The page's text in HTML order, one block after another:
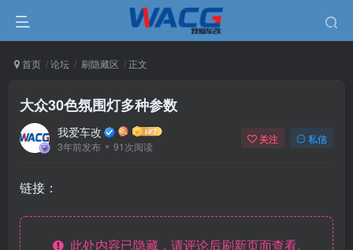
首页 论坛 刷隐藏区 正文
大众30色氛围灯多种参数
我爱车改
3年前发布 91次阅读
关注 私信
链接：
此处内容已隐藏，请评论后刷新页面查看.